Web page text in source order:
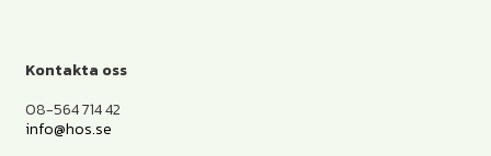
Kontakta oss
08-564 714 42
info@hos.se